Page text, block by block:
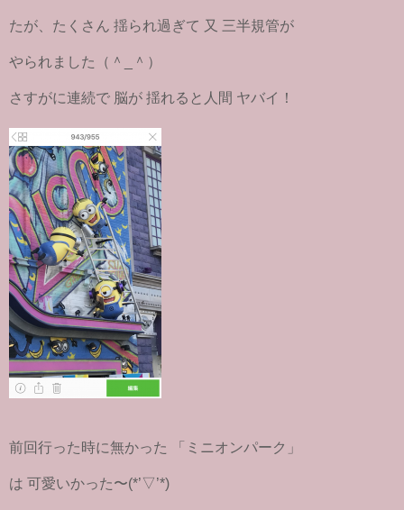
たが、たくさん 揺られ過ぎて 又 三半規管が
やられました（＾_＾）
さすがに連続で 脳が 揺れると人間 ヤバイ！
前回行った時に無かった 「ミニオンパーク」
は 可愛いかった〜(*’▽’*)